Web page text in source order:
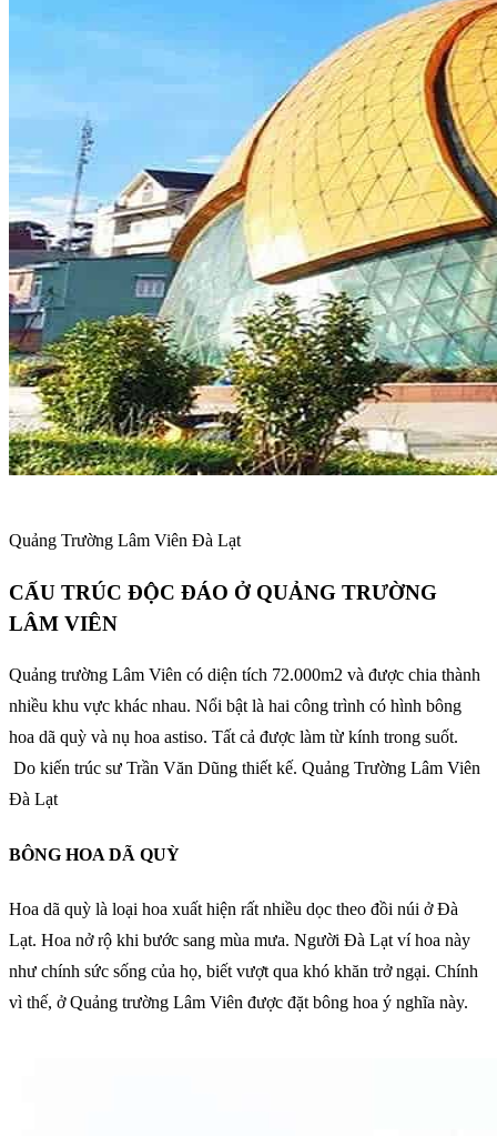
Quảng Trường Lâm Viên Đà Lạt
CẤU TRÚC ĐỘC ĐÁO Ở QUẢNG TRƯỜNG
LÂM VIÊN
Quảng trường Lâm Viên có diện tích 72.000m2 và được chia thành
nhiều khu vực khác nhau. Nổi bật là hai công trình có hình bông
hoa dã quỳ và nụ hoa astiso. Tất cả được làm từ kính trong suốt.
Do kiến trúc sư Trần Văn Dũng thiết kế. Quảng Trường Lâm Viên
Đà Lạt
BÔNG HOA DÃ QUỲ
Hoa dã quỳ là loại hoa xuất hiện rất nhiều dọc theo đồi núi ở Đà
Lạt. Hoa nở rộ khi bước sang mùa mưa. Người Đà Lạt ví hoa này
như chính sức sống của họ, biết vượt qua khó khăn trở ngại. Chính
vì thế, ở Quảng trường Lâm Viên được đặt bông hoa ý nghĩa này.